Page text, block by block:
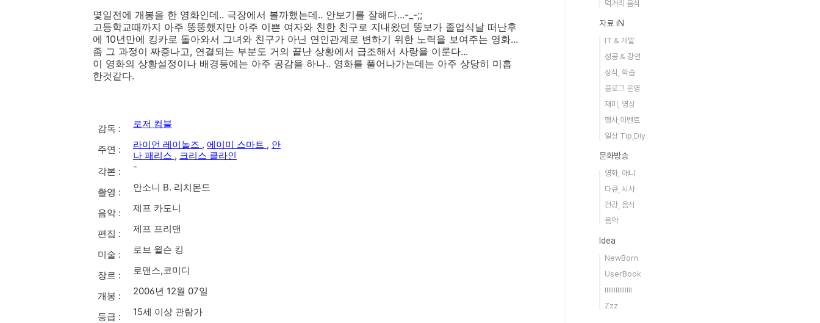
몇일전에 개봉을 한 영화인데.. 극장에서 볼까했는데.. 안보기를 잘해다...-_-;;
고등학교때까지 아주 뚱뚱했지만 아주 이쁜 여자와 친한 친구로 지내왔던 뚱보가 졸업식날 떠난후
에 10년만에 킹카로 돌아와서 그녀와 친구가 아닌 연인관계로 변하기 위한 노력을 보여주는 영화...
좀 그 과정이 짜증나고, 연결되는 부분도 거의 끝난 상황에서 급조해서 사랑을 이룬다...
이 영화의 상황설정이나 배경등에는 아주 공감을 하나.. 영화를 풀어나가는데는 아주 상당히 미흡
한것같다.
감독 : 로저 컴블
주연 : 라이언 레이놀즈 , 에이미 스마트 , 안
나 패리스 , 크리스 클라인
각본 :
-
촬영 : 안소니 B. 리치몬드
음악 : 제프 카도니
편집 : 제프 프리맨
미술 : 로브 윌슨 킹
장르 : 로맨스,코미디
개봉 : 2006년 12월 07일
등급 : 15세 이상 관람가
먹거리 음식
자료 iN
IT & 개발
성공 & 강연
상식, 학습
블로그 운영
재미, 영상
행사,이벤트
일상 Tip,Diy
문화방송
영화, 애니
다큐, 시사
건강, 음식
음악
Idea
NewBorn
UserBook
iiiiiiiiiiiiiii
Zzz